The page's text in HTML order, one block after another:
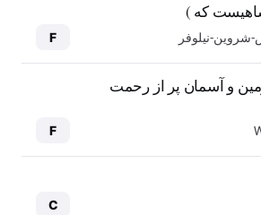
که )
شروین-نیلوفر F
و آسمان پر از رحمت
F
C